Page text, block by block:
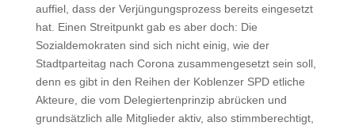
auffiel, dass der Verjüngungsprozess bereits eingesetzt
hat. Einen Streitpunkt gab es aber doch: Die
Sozialdemokraten sind sich nicht einig, wie der
Stadtparteitag nach Corona zusammengesetzt sein soll,
denn es gibt in den Reihen der Koblenzer SPD etliche
Akteure, die vom Delegiertenprinzip abrücken und
grundsätzlich alle Mitglieder aktiv, also stimmberechtigt,